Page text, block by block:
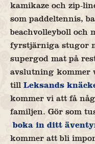
kamikaze och zip-
som paddeltennis,
beachvolleyboll och
fyrstjärniga stugor
supergod mat på
avslutning kommer
till Leksands
kommer vi att få
familjen. Gör som
boka in ditt
kommer att bli